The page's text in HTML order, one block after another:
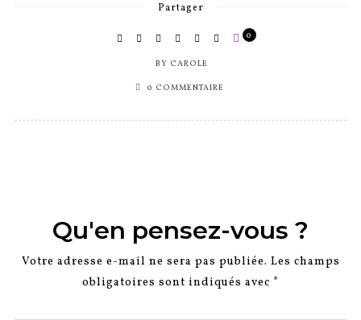
Partager
BY CAROLE
0
0 COMMENTAIRE
Qu'en pensez-vous ?
Votre adresse e-mail ne sera pas publiée. Les champs
obligatoires sont indiqués avec *